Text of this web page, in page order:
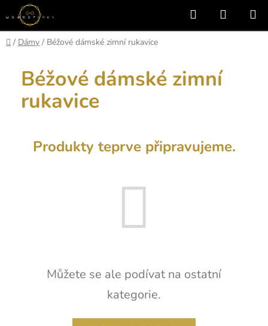
Přejít
na
obsah
Hledat
KOŠÍK
Domů
/ Dámy / Béžové dámské zimní rukavice
Béžové dámské zimní
rukavice
Produkty teprve připravujeme.
Můžete se ale podívat na ostatní
kategorie.